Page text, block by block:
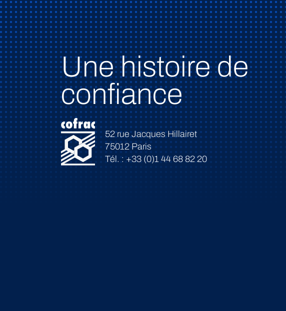
Une histoire de
confiance
52 rue Jacques Hillairet
75012 Paris
Tél. : +33 (0)1 44 68 82 20